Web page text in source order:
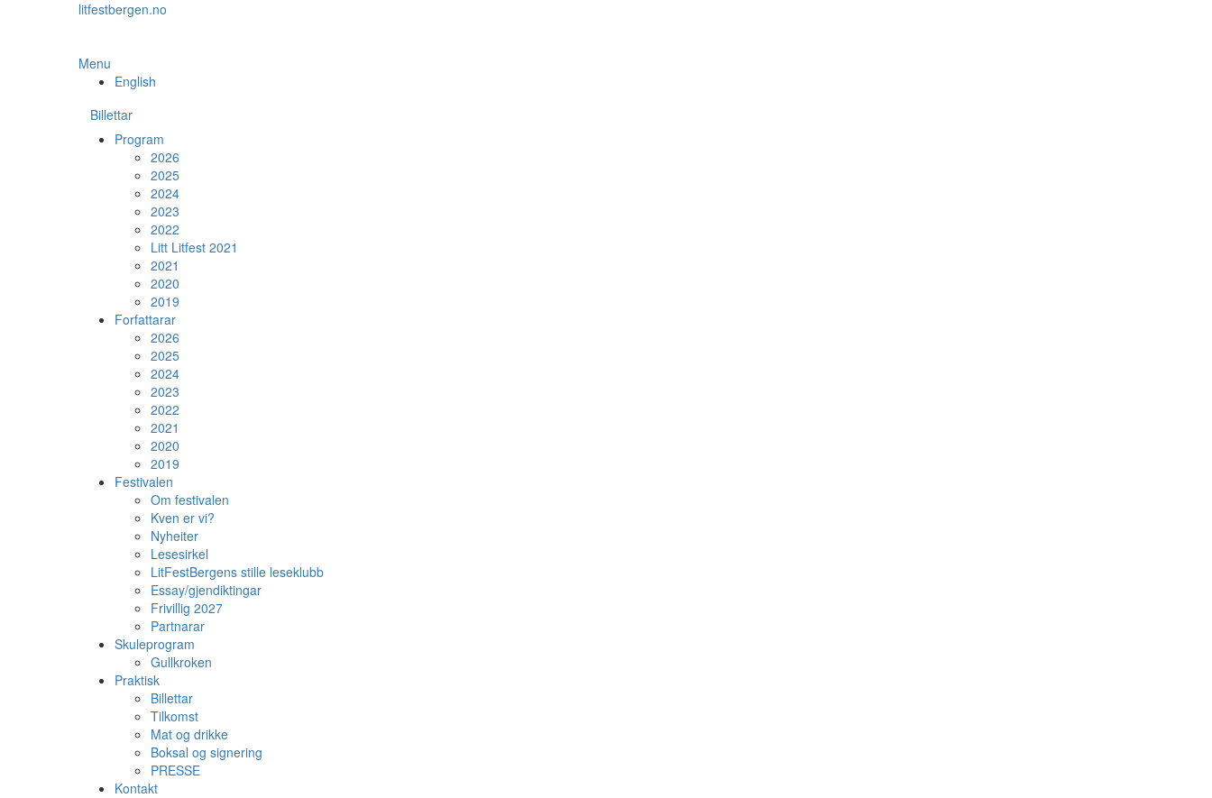
litfestbergen.no
Menu
English
Billettar
Program
2026
2025
2024
2023
2022
Litt Litfest 2021
2021
2020
2019
Forfattarar
2026
2025
2024
2023
2022
2021
2020
2019
Festivalen
Om festivalen
Kven er vi?
Nyheiter
Lesesirkel
LitFestBergens stille leseklubb
Essay/gjendiktingar
Frivillig 2027
Partnarar
Skuleprogram
Gullkroken
Praktisk
Billettar
Tilkomst
Mat og drikke
Boksal og signering
PRESSE
Kontakt